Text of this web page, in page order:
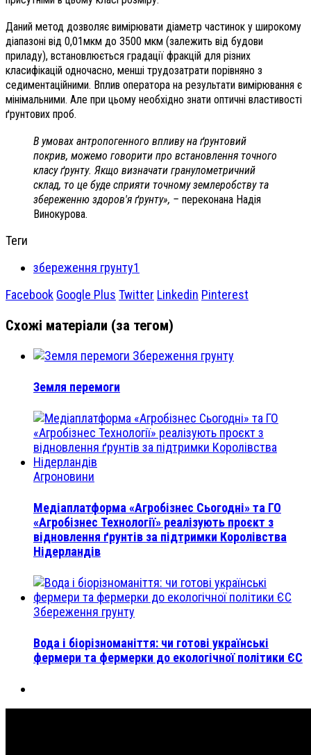
Даний метод дозволяє вимірювати діаметр частинок у широкому
діапазоні від 0,01мкм до 3500 мкм (залежить від будови
приладу), встановлюється градації фракцій для різних
класифікацій одночасно, менші трудозатрати порівняно з
седиментаційними. Вплив оператора на результати вимірювання є
мінімальними. Але при цьому необхідно знати оптичні властивості
ґрунтових проб.
В умовах антропогенного впливу на ґрунтовий
покрив, можемо говорити про встановлення точного
класу ґрунту. Якщо визначати гранулометричний
склад, то це буде сприяти точному землеробству та
збереженню здоров'я ґрунту», – переконана Надія
Винокурова.
Теги
збереження грунту1
Facebook Google Plus Twitter Linkedin Pinterest
Схожі матеріали (за тегом)
Збереження грунту
Земля перемоги
Агроновини
Медіаплатформа «Агробізнес Сьогодні» та ГО
«Агробізнес Технології» реалізують проєкт з
відновлення ґрунтів за підтримки Королівства
Нідерландів
Збереження грунту
Вода і біорізноманіття: чи готові українські
фермери та фермерки до екологічної політики ЄС